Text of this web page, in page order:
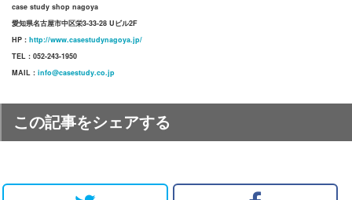
case study shop nagoya
愛知県名古屋市中区栄3-33-28 Uビル2F
HP : http://www.casestudynagoya.jp/
TEL : 052-243-1950
MAIL : info@casestudy.co.jp
この記事をシェアする